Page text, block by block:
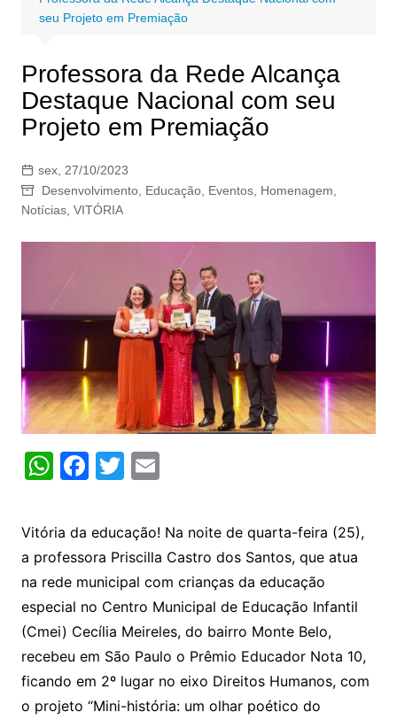
seu Projeto em Premiação
Professora da Rede Alcança
Destaque Nacional com seu
Projeto em Premiação
sex, 27/10/2023
Desenvolvimento, Educação, Eventos, Homenagem
Notícias, VITÓRIA
W
at
s
A
p
p
F
c
e
b
o
o
k
T
itt
er
E
ai
l
Vitória da educação! Na noite de quarta-feira (25),
a professora Priscilla Castro dos Santos, que atua
na rede municipal com crianças da educação
especial no Centro Municipal de Educação Infantil
(Cmei) Cecília Meireles, do bairro Monte Belo,
recebeu em São Paulo o Prêmio Educador Nota 10,
ficando em 2º lugar no eixo Direitos Humanos, com
o projeto “Mini-história: um olhar poético do